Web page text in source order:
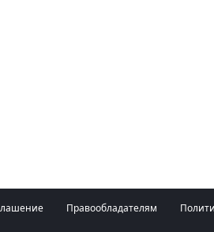
Правообладателям